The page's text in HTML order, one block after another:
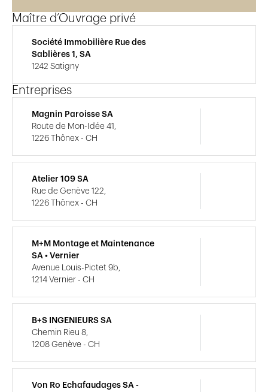
Maître d’Ouvrage privé
Société Immobilière Rue des
Sablières 1, SA
1242 Satigny
Entreprises
Magnin Paroisse SA
Route de Mon-Idée 41,
1226 Thônex - CH
Atelier 109 SA
Rue de Genève 122,
1226 Thônex - CH
M+M Montage et Maintenance
SA • Vernier
Avenue Louis-Pictet 9b,
1214 Vernier - CH
B+S INGENIEURS SA
Chemin Rieu 8,
1208 Genève - CH
Von Ro Echafaudages SA -